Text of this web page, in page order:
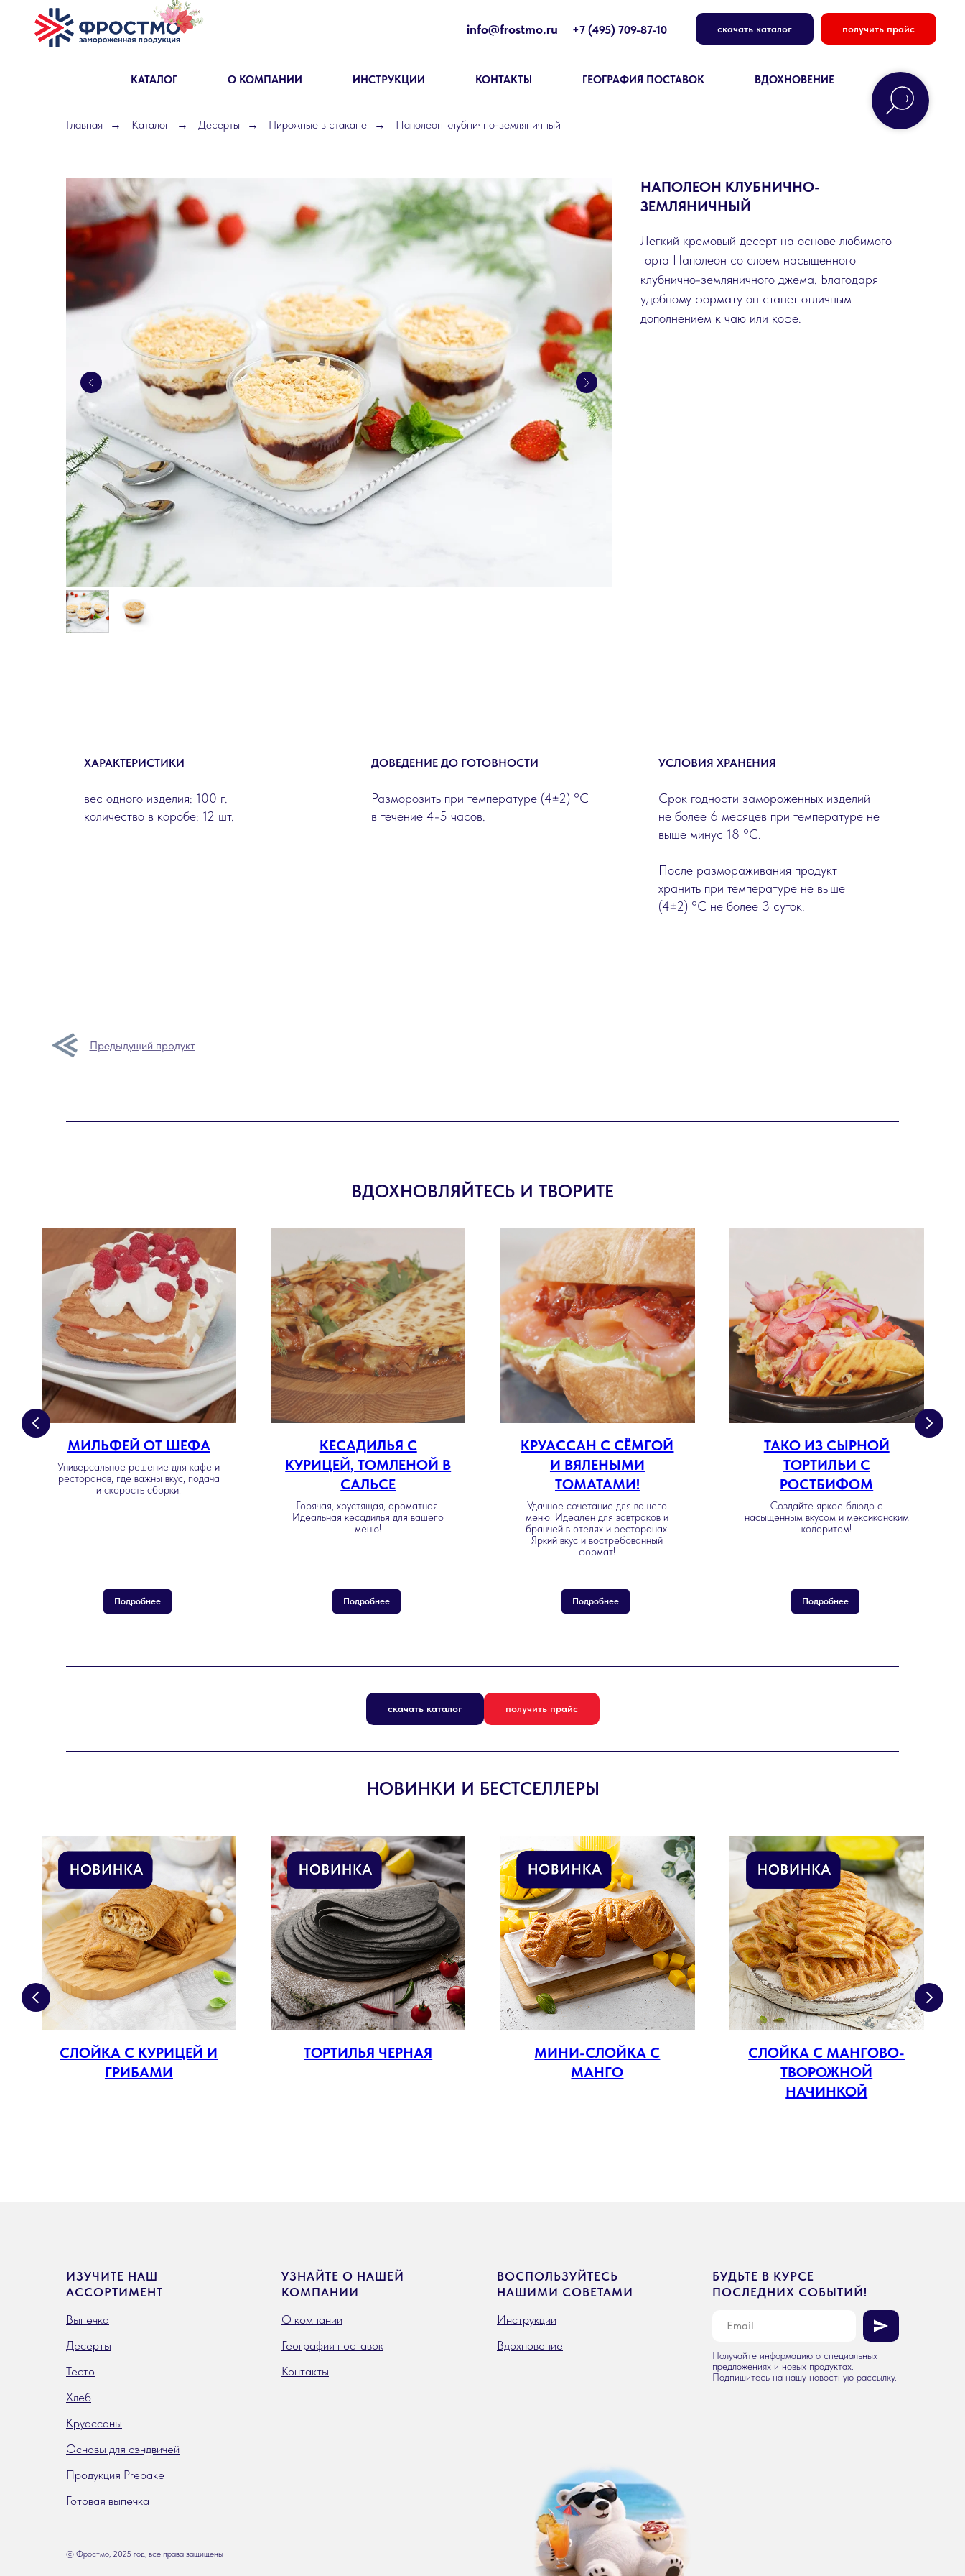
info@frostmo.ru +7 (495) 709-87-10 скачать каталог получить прайс
КАТАЛОГ О КОМПАНИИ ИНСТРУКЦИИ КОНТАКТЫ ГЕОГРАФИЯ ПОСТАВОК ВДОХНОВЕНИЕ
Главная → Каталог → Десерты → Пирожные в стакане → Наполеон клубнично-земляничный
НАПОЛЕОН КЛУБНИЧНО-
ЗЕМЛЯНИЧНЫЙ
Легкий кремовый десерт на основе любимого
торта Наполеон со слоем насыщенного
клубнично-земляничного джема. Благодаря
удобному формату он станет отличным
дополнением к чаю или кофе.
ХАРАКТЕРИСТИКИ
вес одного изделия: 100 г.
количество в коробе: 12 шт.
ДОВЕДЕНИЕ ДО ГОТОВНОСТИ
Разморозить при температуре (4±2) °C
в течение 4-5 часов.
УСЛОВИЯ ХРАНЕНИЯ
Срок годности замороженных изделий
не более 6 месяцев при температуре не
выше минус 18 °C.
После размораживания продукт
хранить при температуре не выше
(4±2) °C не более 3 суток.
Предыдущий продукт
ВДОХНОВЛЯЙТЕСЬ И ТВОРИТЕ
МИЛЬФЕЙ ОТ ШЕФА
Универсальное решение для кафе и
ресторанов, где важны вкус, подача
и скорость сборки!
Подробнее
КЕСАДИЛЬЯ С
КУРИЦЕЙ, ТОМЛЕНОЙ В
САЛЬСЕ
Горячая, хрустящая, ароматная!
Идеальная кесадилья для вашего
меню!
Подробнее
КРУАССАН С СЁМГОЙ
И ВЯЛЕНЫМИ
ТОМАТАМИ!
Удачное сочетание для вашего
меню. Идеален для завтраков и
бранчей в отелях и ресторанах.
Яркий вкус и востребованный
формат!
Подробнее
ТАКО ИЗ СЫРНОЙ
ТОРТИЛЬИ С
РОСТБИФОМ
Создайте яркое блюдо с
насыщенным вкусом и мексиканским
колоритом!
Подробнее
скачать каталог получить прайс
НОВИНКИ И БЕСТСЕЛЛЕРЫ
СЛОЙКА С КУРИЦЕЙ И
ГРИБАМИ
ТОРТИЛЬЯ ЧЕРНАЯ
МИНИ-СЛОЙКА С
МАНГО
СЛОЙКА С МАНГОВО-
ТВОРОЖНОЙ
НАЧИНКОЙ
ИЗУЧИТЕ НАШ
АССОРТИМЕНТ
Выпечка
Десерты
Тесто
Хлеб
Круассаны
Основы для сэндвичей
Продукция Prebake
Готовая выпечка
УЗНАЙТЕ О НАШЕЙ
КОМПАНИИ
О компании
География поставок
Контакты
ВОСПОЛЬЗУЙТЕСЬ
НАШИМИ СОВЕТАМИ
Инструкции
Вдохновение
БУДЬТЕ В КУРСЕ
ПОСЛЕДНИХ СОБЫТИЙ!
Получайте информацию о специальных
предложениях и новых продуктах.
Подпишитесь на нашу новостную рассылку.
© Фростмо, 2025 год, все права защищены